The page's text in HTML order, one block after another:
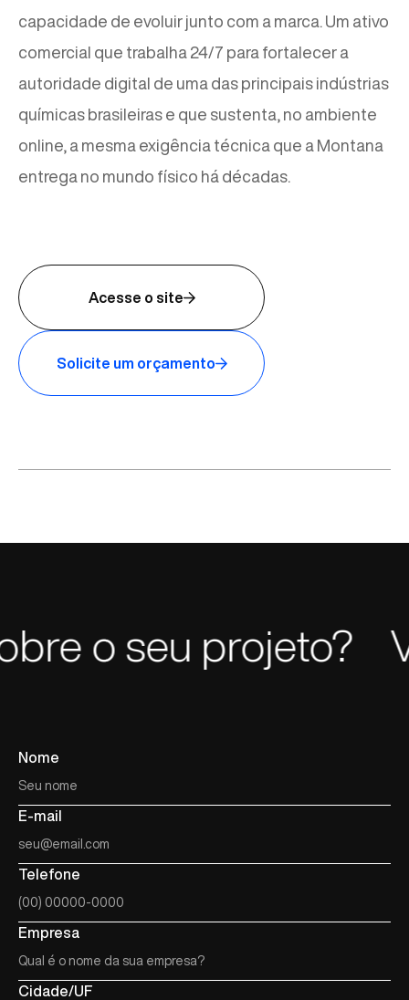
capacidade de evoluir junto com a marca. Um ativo
comercial que trabalha 24/7 para fortalecer a
autoridade digital de uma das principais indústrias
químicas brasileiras e que sustenta, no ambiente
online, a mesma exigência técnica que a Montana
entrega no mundo físico há décadas.
Acesse o site
Solicite um orçamento
o seu projeto?
Nome
E-mail
Telefone
Empresa
Cidade/UF